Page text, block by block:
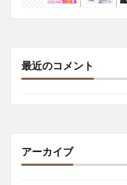
最近のコメント
アーカイブ